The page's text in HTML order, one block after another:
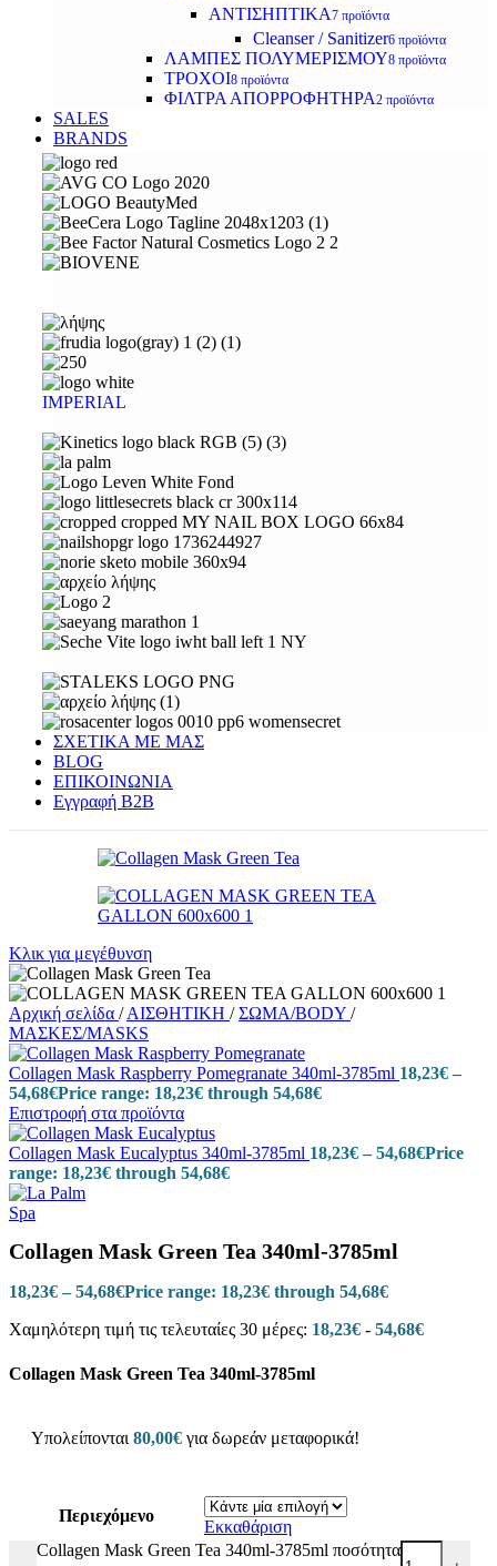
ΑΝΤΙΣΗΠΤΙΚΑ7 προϊόντα
Cleanser / Sanitizer6 προϊόντα
ΛΑΜΠΕΣ ΠΟΛΥΜΕΡΙΣΜΟΥ8 προϊόντα
ΤΡΟΧΟΙ8 προϊόντα
ΦΙΛΤΡΑ ΑΠΟΡΡΟΦΗΤΗΡΑ2 προϊόντα
SALES
BRANDS
IMPERIAL
ΣΧΕΤΙΚΑ ΜΕ ΜΑΣ
BLOG
ΕΠΙΚΟΙΝΩΝΙΑ
Εγγραφή Β2Β
Κλικ για μεγέθυνση
Αρχική σελίδα / ΑΙΣΘΗΤΙΚΗ / ΣΩΜΑ/BODY /
ΜΑΣΚΕΣ/MASKS
Collagen Mask Raspberry Pomegranate 340ml-3785ml 18,23€ –
54,68€Price range: 18,23€ through 54,68€
Επιστροφή στα προϊόντα
Collagen Mask Eucalyptus 340ml-3785ml 18,23€ – 54,68€Price
range: 18,23€ through 54,68€
Collagen Mask Green Tea 340ml-3785ml
18,23€ – 54,68€Price range: 18,23€ through 54,68€
Χαμηλότερη τιμή τις τελευταίες 30 μέρες: 18,23€ - 54,68€
Collagen Mask Green Tea 340ml-3785ml
Υπολείπονται 80,00€ για δωρεάν μεταφορικά!
Περιεχόμενο
Εκκαθάριση
Collagen Mask Green Tea 340ml-3785ml ποσότητα